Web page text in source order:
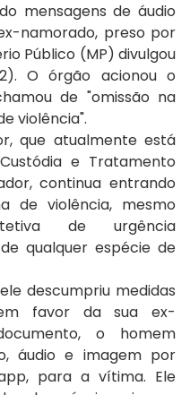
mensagens de áudio
namorado, preso por
Público (MP) divulgou
O órgão acionou o
de "omissão na
violência".
que atualmente está
e Tratamento
continua entrando
violência, mesmo
de urgência
qualquer espécie de
descumpriu medidas
favor da sua ex-
o homem
áudio e imagem por
para a vítima. Ele